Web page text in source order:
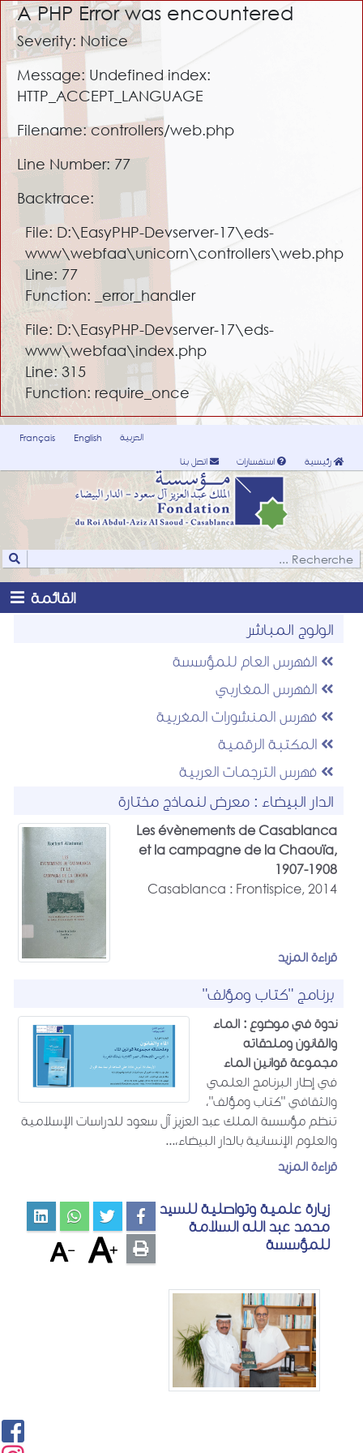
A PHP Error was encountered
Severity: Notice
Message: Undefined index:
HTTP_ACCEPT_LANGUAGE
Filename: controllers/web.php
Line Number: 77
Backtrace:
File: D:\EasyPHP-Devserver-17\eds-
www\webfaa\unicorn\controllers\web.php
Line: 77
Function: _error_handler
File: D:\EasyPHP-Devserver-17\eds-
www\webfaa\index.php
Line: 315
Function: require_once
Français English
العربية
رئيسية
استفسارات اتصل بنا
القائمة
الولوج المباشر
الفهرس العام للمؤسسة
الفهرس المغاربي
فهرس المنشورات المغربية
المكتبة الرقمية
فهرس الترجمات العربية
الدار البيضاء : معرض لنماذج مختارة
Les évènements de Casablanca
et la campagne de la Chaouïa,
1907-1908
Casablanca : Frontispice, 2014
قراءة المزيد
برنامج "كتاب ومؤلف"
ندوة في موضوع : الماء
والقانون وملحقاته
مجموعة قوانين الماء
في إطار البرنامج العلمي
والثقافي "كتاب ومؤلف"،
تنظم مؤسسة الملك عبد العزيز آل سعود للدراسات الإسلامية
والعلوم الإنسانية بالدار البيضاء،...
قراءة المزيد
زيارة علمية وتواصلية للسيد
محمد عبد الله السلامة
للمؤسسة